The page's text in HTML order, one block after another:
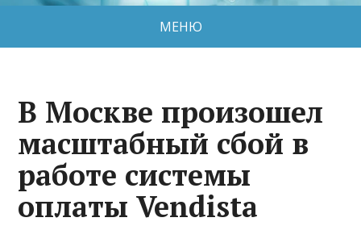
МЕНЮ
В Москве произошел
масштабный сбой в
работе системы
оплаты Vendista